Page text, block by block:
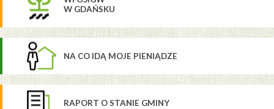
W GDAŃSKU
NA CO IDĄ MOJE PIENIĄDZE
RAPORT O STANIE GMINY